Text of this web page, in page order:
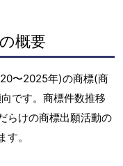
概要
〜2025年)の商標(商
です。商標件数推移
らけの商標出願活動の
。